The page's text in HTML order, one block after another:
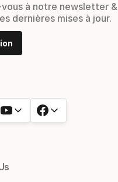
à notre newsletter &
dernières mises à jour.